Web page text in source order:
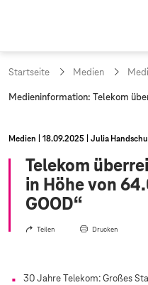
Startseite Medien
a
u
l
Medieninformation: Telekom
Medien 18.09.2025 Julia
Telekom
in Höhe von
GOOD“
Teilen Drucken
30 Jahre Telekom: Großes